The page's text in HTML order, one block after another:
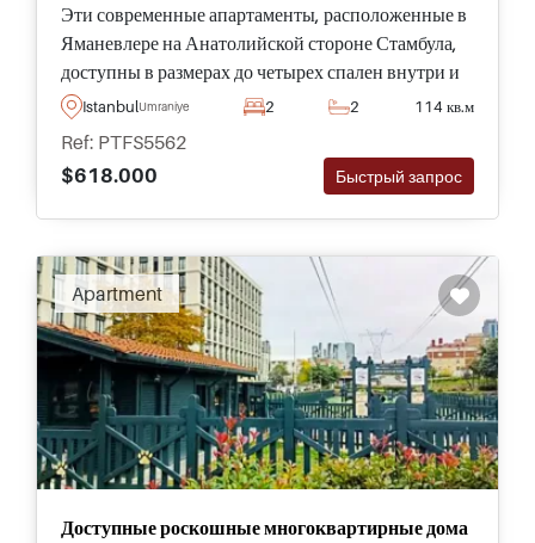
Эти современные апартаменты, расположенные в
Яманевлере на Анатолийской стороне Стамбула,
доступны в размерах до четырех спален внутри и
подходят для покупателей, которые хотят
IstanbulUmraniye 2 2 114 кв.м
Ref: PTFS5562
$618.000
Быстрый запрос
Apartment
Доступные роскошные многоквартирные дома